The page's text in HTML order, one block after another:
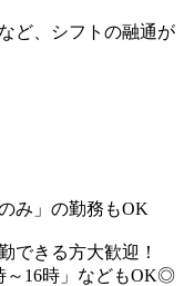
ど、シフトの融通が
み」の勤務もOK
できる方大歓迎！
～16時」などもOK◎